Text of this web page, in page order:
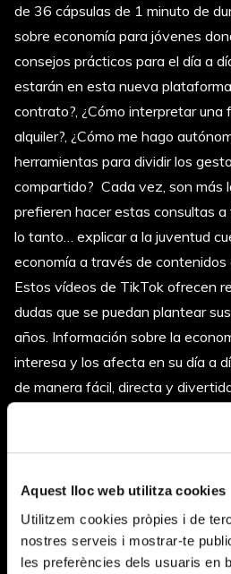
Aquest lloc web utilitza cookies
Utilitzem cookies pròpies i de
nostres serveis i mostrar-te
les preferències dels usuaris en
de 36 cápsulas de 1 minuto de
sobre economía para jóvenes
consejos prácticos para el día a
estarán en esta nueva plataforma
contrato?, ¿Cómo interpretar una
alquiler?, ¿Cómo me hago
herramientas para dividir los
compartido? Cada vez, son más
prefieren hacer estas consultas
lo tanto… explicar a la juventud
economía a través de contenidos
Estos vídeos de TikTok ofrecen
dudas que se puedan plantear
años. Información sobre la
interesa y los afecta en su día a
de manera fácil, directa y
mundo con estos vídeos pero sí
problemas en oportunidades y
independiente” no es nada fácil.
Ya està disponible a través de
Instagram, TikTok , Twitch y